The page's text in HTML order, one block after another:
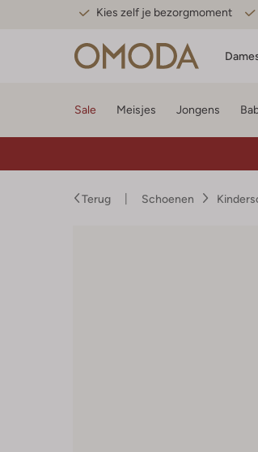
Kies zelf je bezorgmoment
Sale Meisjes Jongens
Terug Schoenen